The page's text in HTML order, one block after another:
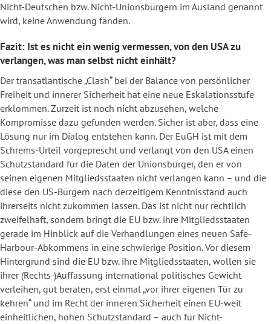
Nicht-Deutschen bzw. Nicht-Unionsbürgern im Ausland genannt
wird, keine Anwendung fänden.
Fazit: Ist es nicht ein wenig vermessen, von den USA zu
verlangen, was man selbst nicht einhält?
Der transatlantische „Clash“ bei der Balance von persönlicher
Freiheit und innerer Sicherheit hat eine neue Eskalationsstufe
erklommen. Zurzeit ist noch nicht abzusehen, welche
Kompromisse dazu gefunden werden. Sicher ist aber, dass eine
Lösung nur im Dialog entstehen kann. Der EuGH ist mit dem
Schrems-Urteil vorgeprescht und verlangt von den USA einen
Schutzstandard für die Daten der Unionsbürger, den er von
seinen eigenen Mitgliedsstaaten nicht verlangen kann – und die
diese den US-Bürgern nach derzeitigem Kenntnisstand auch
ihrerseits nicht zukommen lassen. Das ist nicht nur rechtlich
zweifelhaft, sondern bringt die EU bzw. ihre Mitgliedsstaaten
gerade im Hinblick auf die Verhandlungen eines neuen Safe-
Harbour-Abkommens in eine schwierige Position. Vor diesem
Hintergrund sind die EU bzw. ihre Mitgliedsstaaten, wollen sie
ihrer (Rechts-)Auffassung international politisches Gewicht
verleihen, gut beraten, erst einmal „vor ihrer eigenen Tür zu
kehren“ und im Recht der inneren Sicherheit einen EU-weit
einheitlichen, hohen Schutzstandard – auch für Nicht-